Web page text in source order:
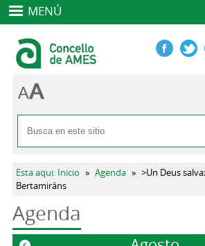
MENÚ
Formulario de búsqueda
Buscar
Se encuentra usted aquí
Esta aqui: Inicio » Agenda » >Un Deus
Bertamiráns
Agenda
«